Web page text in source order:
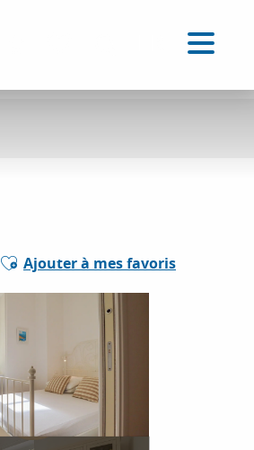
Ajouter aux favoris
Ajouter à mes favoris